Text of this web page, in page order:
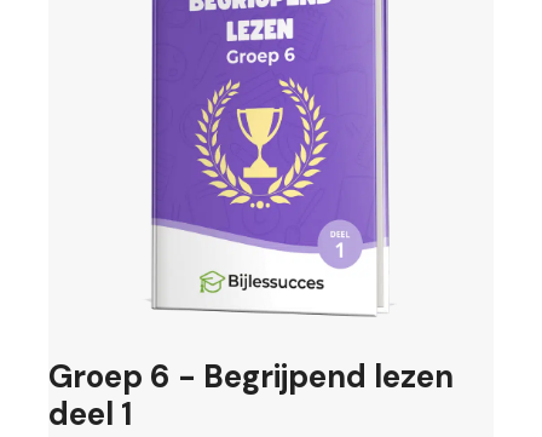
Groep 6 - Begrijpend lezen
deel 1